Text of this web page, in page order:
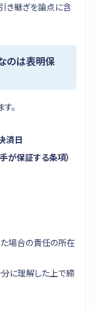
き継ぎを論点に含
のは表明保
。
済日
が保証する条項）
場合の責任の所在
分に理解した上で締